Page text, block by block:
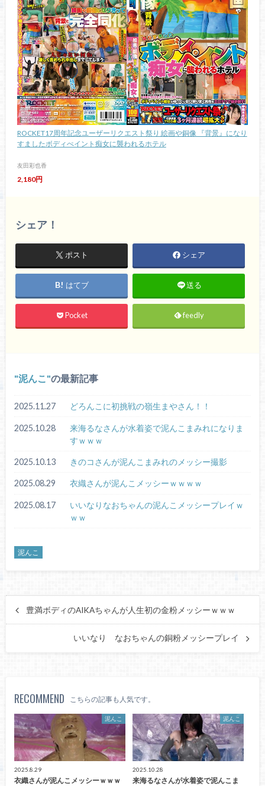
ROCKET17周年記念ユーザーリクエスト祭り 絵画や銅像 『背景』になり
すましたボディぺイント痴女に襲われるホテル
友田彩也香
2,180円
シェア！
ポスト シェア
はてブ 送る
Pocket feedly
泥んこ の最新記事
2025.11.27 どろんこに初挑戦の嶺生まやさん！！
2025.10.28
来海るなさんが水着姿で泥んこまみれになりま
すｗｗｗ
2025.10.13 きのコさんが泥んこまみれのメッシー撮影
2025.08.29 衣織さんが泥んこメッシーｗｗｗｗ
2025.08.17
いいなりなおちゃんの泥んこメッシープレイｗ
ｗｗ
泥んこ
豊満ボディのAIKAちゃんが人生初の金粉メッシーｗｗｗ
いいなり なおちゃんの銅粉メッシープレイ
RECOMMEND こちらの記事も人気です。
泥んこ
2025.8.29
衣織さんが泥んこメッシーｗｗｗ
泥んこ
2025.10.28
来海るなさんが水着姿で泥んこま